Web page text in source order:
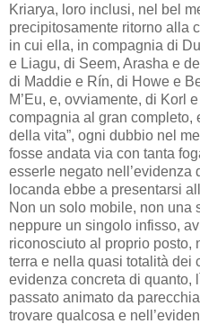
Kriarya, loro inclusi, nel bel
precipitosamente ritorno alla
in cui ella, in compagnia di
e Liagu, di Seem, Arasha e
di Maddie e Rín, di Howe e
M’Eu, e, ovviamente, di Korl
compagnia al gran completo,
della vita”, ogni dubbio nel
fosse andata via con tanta
esserle negato nell’evidenza
locanda ebbe a presentarsi
Non un solo mobile, non una
neppure un singolo infisso,
riconosciuto al proprio posto,
terra e nella quasi totalità dei
evidenza concreta di quanto,
passato animato da
trovare qualcosa e